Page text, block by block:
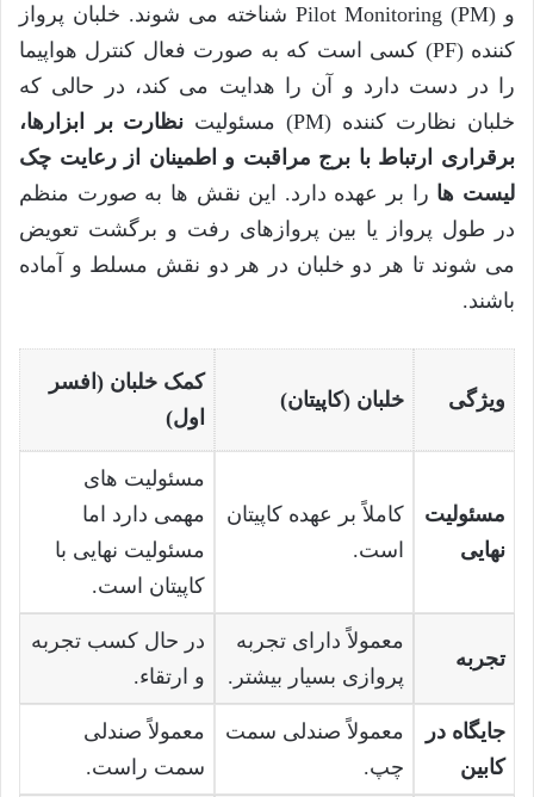
و Pilot Monitoring (PM) شناخته می شوند. خلبان پرواز
کننده (PF) کسی است که به صورت فعال کنترل هواپیما
را در دست دارد و آن را هدایت می کند، در حالی که
خلبان نظارت کننده (PM) مسئولیت
نظارت بر ابزارها،
برقراری ارتباط با برج مراقبت و اطمینان از رعایت چک
لیست ها را بر عهده دارد. این نقش ها به صورت منظم
در طول پرواز یا بین پروازهای رفت و برگشت تعویض
می شوند تا هر دو خلبان در هر دو نقش مسلط و آماده
باشند.
ویژگی خلبان (کاپیتان)
کمک خلبان (افسر
اول)
مسئولیت
نهایی
کاملاً بر عهده کاپیتان
است.
مسئولیت های
مهمی دارد اما
مسئولیت نهایی با
کاپیتان است.
تجربه
معمولاً دارای تجربه
پروازی بسیار بیشتر.
در حال کسب تجربه
و ارتقاء.
جایگاه در
کابین
معمولاً صندلی سمت
چپ.
معمولاً صندلی
سمت راست.